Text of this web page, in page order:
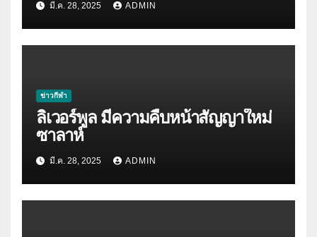
มี.ค. 28, 2025 ADMIN
ข่าวกีฬา
ลิเวอร์พูล มีความคืบหน้าสัญญาใหม่
ซาลาห์
มี.ค. 28, 2025 ADMIN